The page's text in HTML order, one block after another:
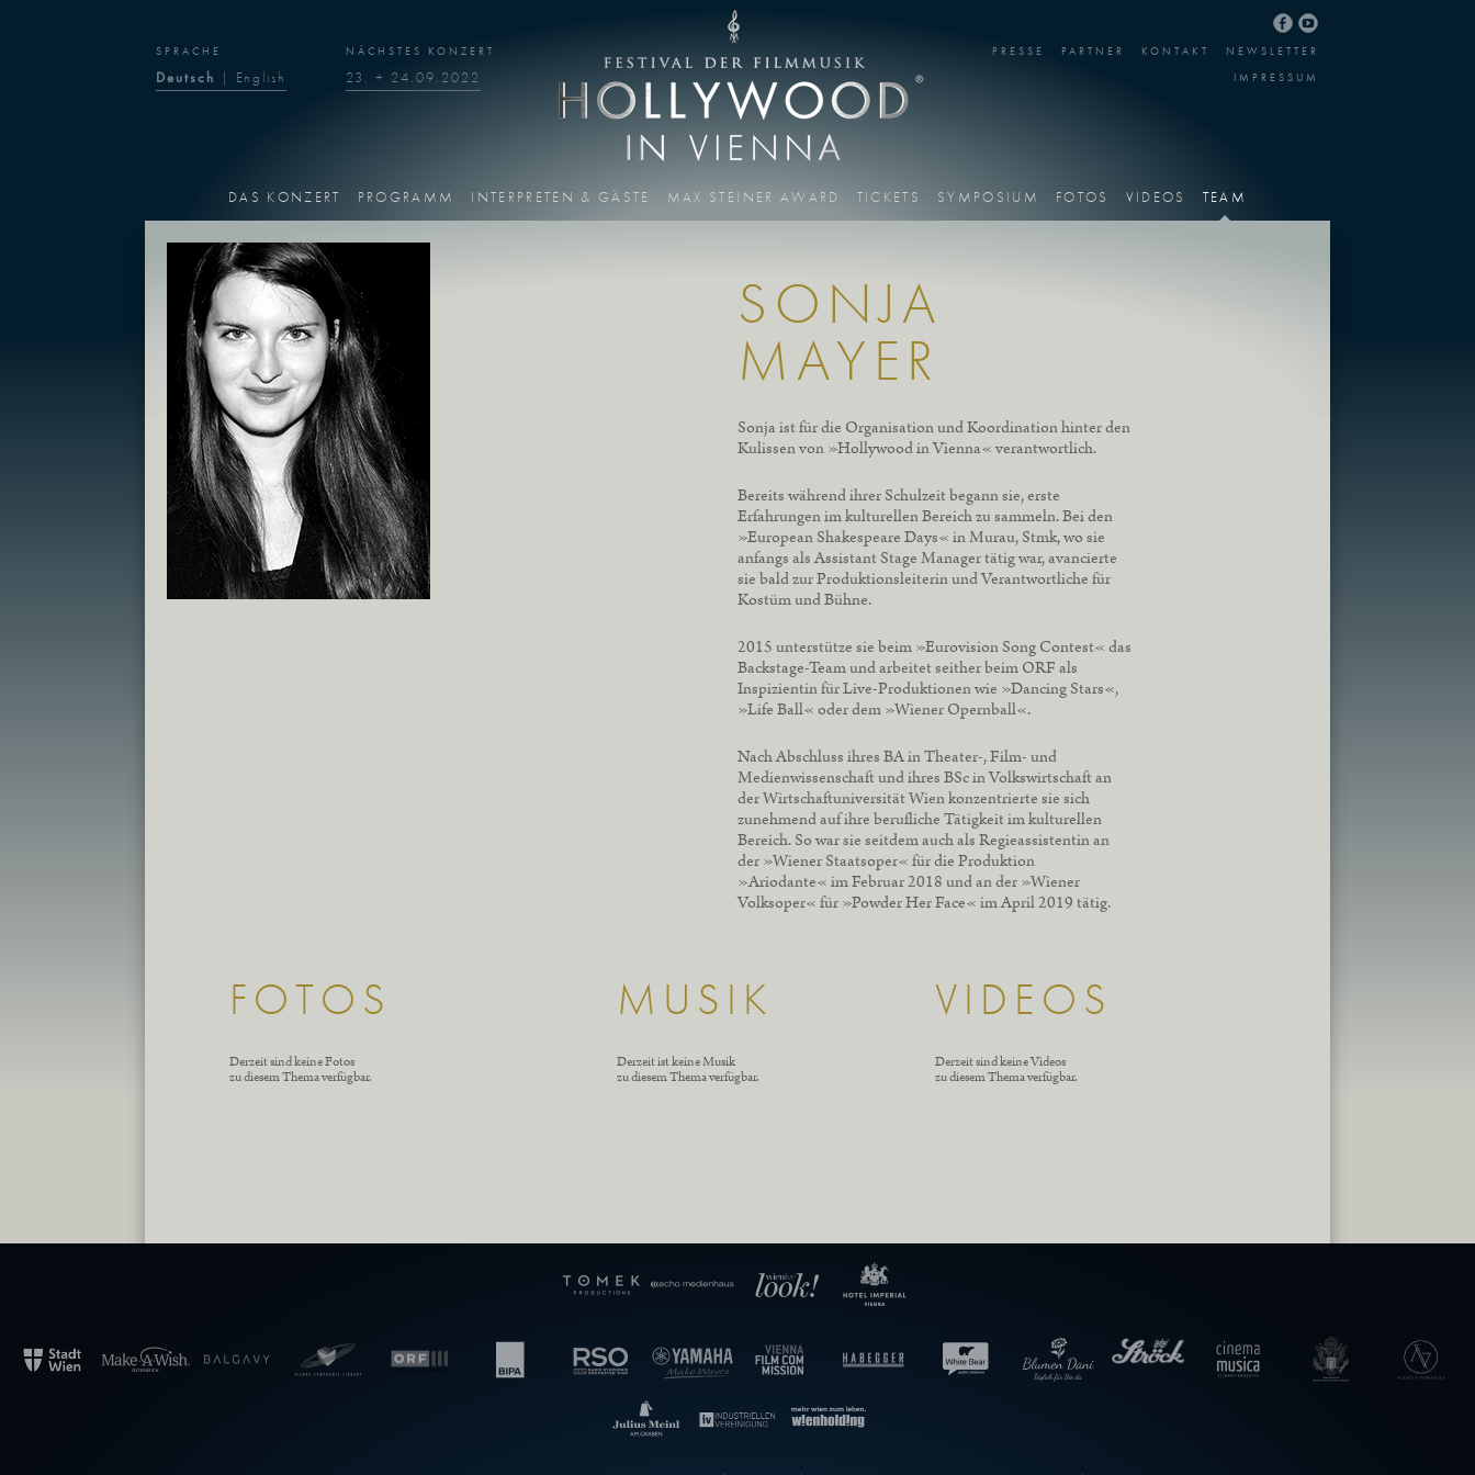
SPRACHE
Deutsch | English
NÄCHSTES KONZERT
23. + 24.09.2022
PRESSE PARTNER KONTAKT
NEWSLETTER
IMPRESSUM
DAS KONZERT PROGRAMM INTERPRETEN & GÄSTE MAX STEINER AWARD TICKETS SYMPOSIUM FOTOS VIDEOS TEAM
SONJA
MAYER
Sonja ist für die Organisation und Koordination hinter den
Kulissen von »Hollywood in Vienna« verantwortlich.
Bereits während ihrer Schulzeit begann sie, erste
Erfahrungen im kulturellen Bereich zu sammeln. Bei den
»European Shakespeare Days« in Murau, Stmk, wo sie
anfangs als Assistant Stage Manager tätig war, avancierte
sie bald zur Produktionsleiterin und Verantwortliche für
Kostüm und Bühne.
2015 unterstütze sie beim »Eurovision Song Contest« das
Backstage-Team und arbeitet seither beim ORF als
Inspizientin für Live-Produktionen wie »Dancing Stars«,
»Life Ball« oder dem »Wiener Opernball«.
Nach Abschluss ihres BA in Theater-, Film- und
Medienwissenschaft und ihres BSc in Volkswirtschaft an
der Wirtschaftuniversität Wien konzentrierte sie sich
zunehmend auf ihre berufliche Tätigkeit im kulturellen
Bereich. So war sie seitdem auch als Regieassistentin an
der »Wiener Staatsoper« für die Produktion
»Ariodante« im Februar 2018 und an der »Wiener
Volksoper« für »Powder Her Face« im April 2019 tätig.
FOTOS
Derzeit sind keine Fotos
zu diesem Thema verfügbar.
MUSIK
Derzeit ist keine Musik
zu diesem Thema verfügbar.
VIDEOS
Derzeit sind keine Videos
zu diesem Thema verfügbar.